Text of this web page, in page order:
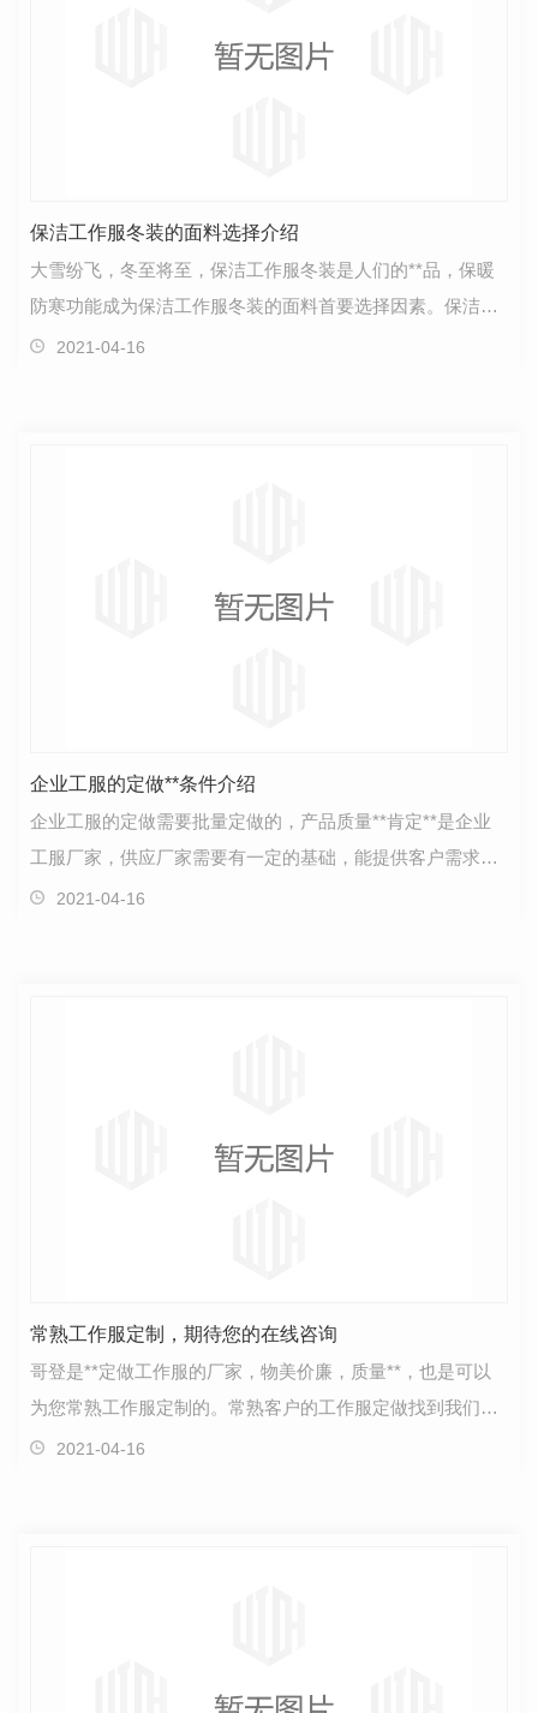
保洁工作服冬装的面料选择介绍
大雪纷飞，冬至将至，保洁工作服冬装是人们的**品，保暖
防寒功能成为保洁工作服冬装的面料首要选择因素。保洁工
作服冬装的定做面料十分重要，因为冬天比较容易其产…
2021-04-16
企业工服的定做**条件介绍
企业工服的定做需要批量定做的，产品质量**肯定**是企业
工服厂家，供应厂家需要有一定的基础，能提供客户需求，
客户的需求不是每个公司都可以达到的，需要具备一定…
2021-04-16
常熟工作服定制，期待您的在线咨询
哥登是**定做工作服的厂家，物美价廉，质量**，也是可以
为您常熟工作服定制的。常熟客户的工作服定做找到我们的
就很多，对于产品要求是质量好，价格实惠。而我们可…
2021-04-16